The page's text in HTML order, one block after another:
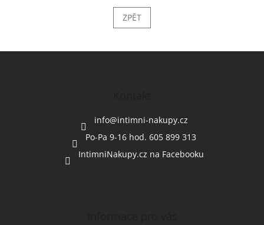
ZPĚT
info@intimni-nakupy.cz
Po-Pa 9-16 hod. 605 899 313
IntimniNakupy.cz na Facebooku